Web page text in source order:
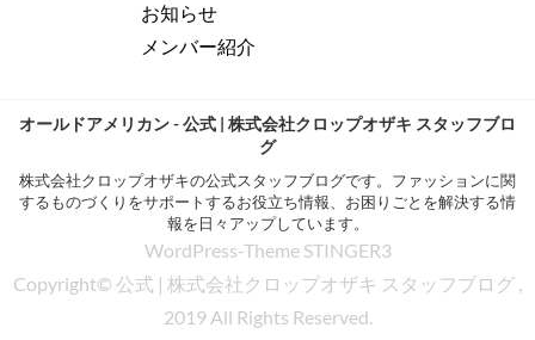
お知らせ
メンバー紹介
オールドアメリカン - 公式 | 株式会社クロップオザキ スタッフブロ
グ
株式会社クロップオザキの公式スタッフブログです。ファッションに関
するものづくりをサポートするお役立ち情報、お困りごとを解決する情
報を日々アップしています。
WordPress-Theme STINGER3
Copyright© 公式 | 株式会社クロップオザキ スタッフブログ ,
2019 All Rights Reserved.